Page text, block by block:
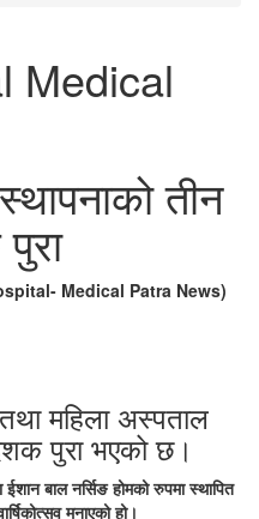
Medical
तीन
Medical Patra News)
महिला अस्पताल
पुरा भएको छ।
ईशान बाल नर्सिङ होमको रुपमा स्थापित
मनाएको हो।